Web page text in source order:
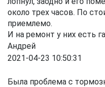
около трех часов. По
приемлемо.
И на ремонт у них есть
Андрей
2021-04-23 10:50:31
Была проблема с